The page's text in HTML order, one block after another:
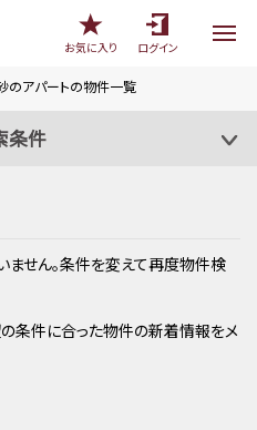
お気に入り
ログイン
のアパートの物件一覧
条件
ません。条件を変えて再度物件検
条件に合った物件の新着情報をメ